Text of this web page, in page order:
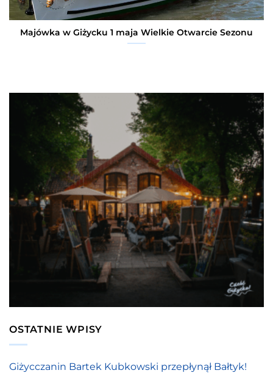
Majówka w Giżycku 1 maja Wielkie Otwarcie Sezonu
OSTATNIE WPISY
Giżycczanin Bartek Kubkowski przepłynął Bałtyk!